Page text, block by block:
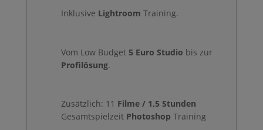
Inklusive Lightroom Training.
Vom Low Budget 5 Euro Studio bis zur
Profilösung.
Zusätzlich: 11 Filme / 1,5 Stunden
GesamtspielzeitPhotoshop Training